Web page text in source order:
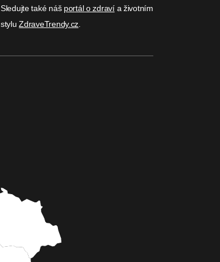
Sledujte také náš portál o zdravía životním
styluZdraveTrendy.cz